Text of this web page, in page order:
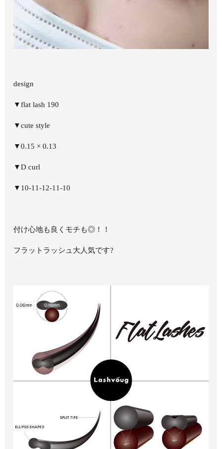
design
▼flat lash 190
▼cute style
▼0.15 × 0.13
▼D curl
▼10-11-12-11-10
付け心地も良くモチも◎！！
フラットラッシュ大人気です?